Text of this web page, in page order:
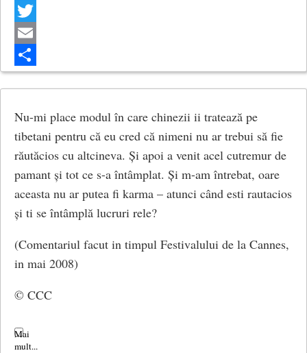
Facebook
Twitter
Email
Share
Nu-mi place modul în care chinezii ii tratează pe
tibetani pentru că eu cred că nimeni nu ar trebui să fie
răutăcios cu altcineva. Și apoi a venit acel cutremur de
pamant și tot ce s-a întâmplat. Și m-am întrebat, oare
aceasta nu ar putea fi karma – atunci când esti rautacios
și ti se întâmplă lucruri rele?
(Comentariul facut in timpul Festivalului de la Cannes,
in mai 2008)
© CCC